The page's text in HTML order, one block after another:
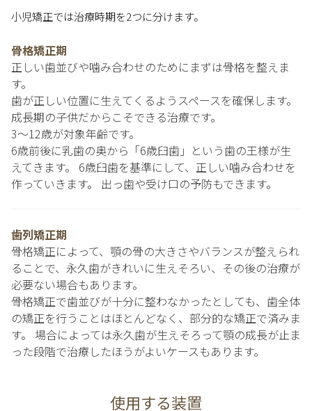
小児矯正では治療時期を2つに分けます。
骨格矯正期
正しい歯並びや噛み合わせのためにまずは骨格を整えま
す。
歯が正しい位置に生えてくるようスペースを確保します。
成長期の子供だからこそできる治療です。
3〜12歳が対象年齢です。
6歳前後に乳歯の奥から「6歳臼歯」という歯の王様が生
えてきます。 6歳臼歯を基準にして、正しい噛み合わせを
作っていきます。 出っ歯や受け口の予防もできます。
歯列矯正期
骨格矯正によって、顎の骨の大きさやバランスが整えられ
ることで、永久歯がきれいに生えそろい、その後の治療が
必要ない場合もあります。
骨格矯正で歯並びが十分に整わなかったとしても、歯全体
の矯正を行うことはほとんどなく、部分的な矯正で済みま
す。 場合によっては永久歯が生えそろって顎の成長が止ま
った段階で治療したほうがよいケースもあります。
使用する装置